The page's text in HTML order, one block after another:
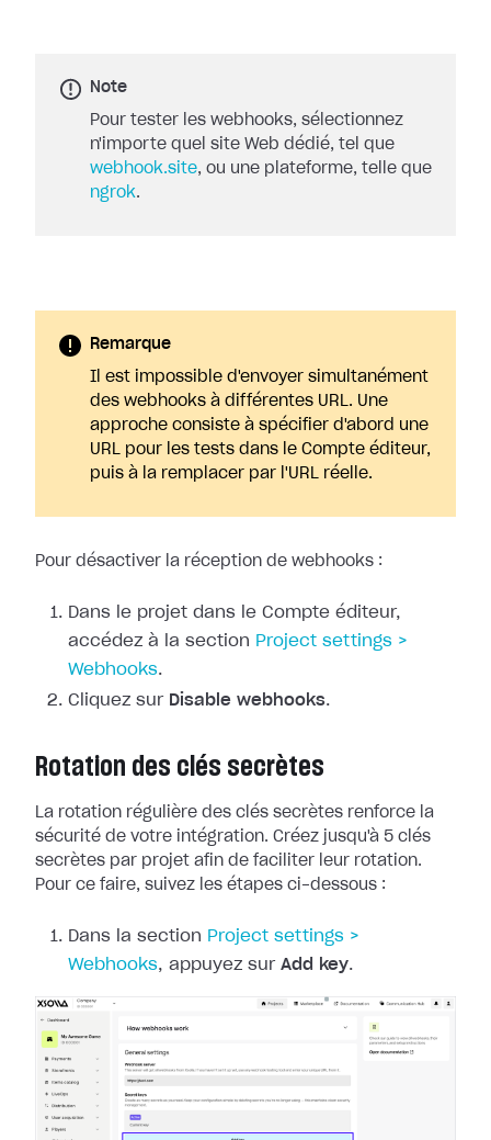
Note
Pour tester les webhooks, sélectionnez
n'importe quel site Web dédié, tel que
webhook.site, ou une plateforme, telle que
ngrok.
Remarque
Il est impossible d'envoyer simultanément
des webhooks à différentes URL. Une
approche consiste à spécifier d'abord une
URL pour les tests dans le Compte éditeur,
puis à la remplacer par l'URL réelle.
Pour désactiver la réception de webhooks :
Dans le projet dans le Compte éditeur,
accédez à la section Project settings >
Webhooks.
Cliquez sur Disable webhooks.
Rotation des clés secrètes
La rotation régulière des clés secrètes renforce la
sécurité de votre
intégration. Créez jusqu'à 5 clés
secrètes par projet afin de faciliter leur rotation.
Pour ce faire, suivez les étapes ci-dessous :
Dans la section Project settings >
Webhooks, appuyez sur Add key.